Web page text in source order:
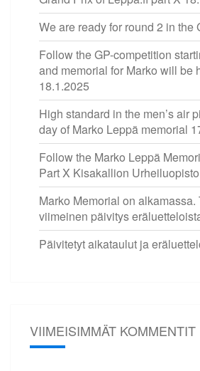
We are ready for round 2 in the
Follow the GP-competition
and memorial for Marko will be
18.1.2025
High standard in the men’s air
day of Marko Leppä memorial
Follow the Marko Leppä
Part X Kisakallion Urheiluopisto
Marko Memorial on
viimeinen päivitys
Päivitetyt aikataulut ja
VIIMEISIMMÄT KOMMENTIT